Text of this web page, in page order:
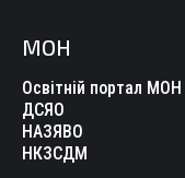
МОН
Освітній портал МОН
ДСЯО
НАЗЯВО
НКЗСДМ